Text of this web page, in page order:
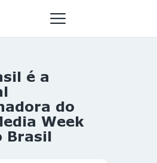
DE
é a
do
Week
Brasil